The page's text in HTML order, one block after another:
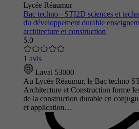
Lycée Réaumur
Bac techno - STI2D sciences et
du développement durable
architecture et construction
5.0
1 avis
Laval 53000
Au Lycée Réaumur, le Bac techno
Architecture et Construction forme
de la construction durable en
et application…